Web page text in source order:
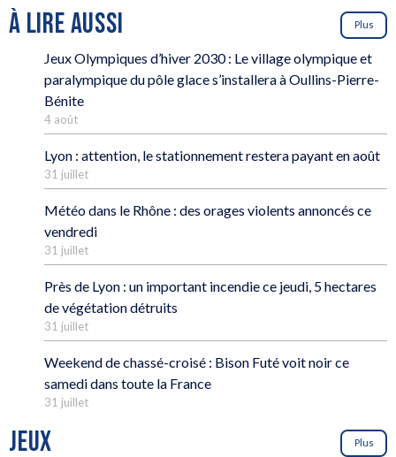
À LIRE AUSSI Plus
Jeux Olympiques d’hiver 2030 : Le village olympique et
paralympique du pôle glace s’installera à Oullins-Pierre-
Bénite
4 août
Lyon : attention, le stationnement restera payant en août
31 juillet
Météo dans le Rhône : des orages violents annoncés ce
vendredi
31 juillet
Près de Lyon : un important incendie ce jeudi, 5 hectares
de végétation détruits
31 juillet
Weekend de chassé-croisé : Bison Futé voit noir ce
samedi dans toute la France
31 juillet
JEUX Plus